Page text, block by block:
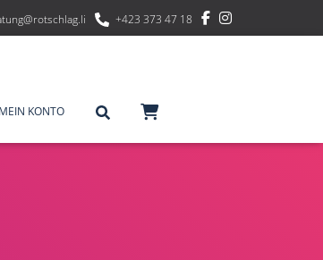
+423 373 47 18
MEIN KONTO